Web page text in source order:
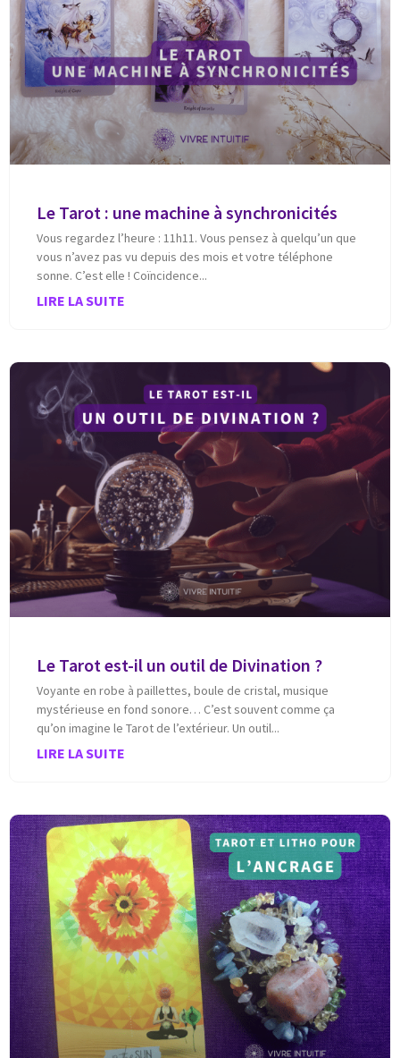
Le Tarot : une machine à synchronicités
Vous regardez l’heure : 11h11. Vous pensez à quelqu’un que
vous n’avez pas vu depuis des mois et votre téléphone
sonne. C’est elle ! Coïncidence
LIRE LA SUITE
Le Tarot est-il un outil de Divination ?
Voyante en robe à paillettes, boule de cristal, musique
mystérieuse en fond sonore… C’est souvent comme ça
qu’on imagine le Tarot de l’extérieur. Un outil
LIRE LA SUITE